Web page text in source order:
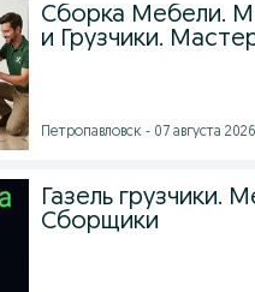
Сборка Мебели.
и Грузчики.
Петропавловск - 07 августа 2026
Газель грузчики.
Сборщики